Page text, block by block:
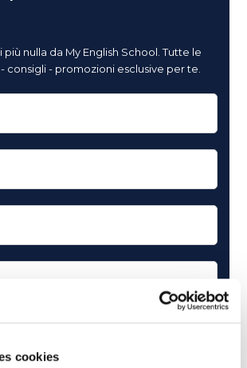
cookies
nulla da My English School. Tutte le
consigli - promozioni esclusive per te.